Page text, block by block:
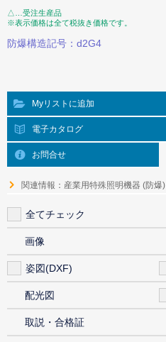
△…受注生産品
※表示価格は全て税抜き価格です。
防爆構造記号：d2G4
Myリストに追加
電子カタログ
お問合せ
関連情報：産業用特殊照明機器 (防爆)
全てチェック
画像
姿図(DXF)
配光図
取説・合格証